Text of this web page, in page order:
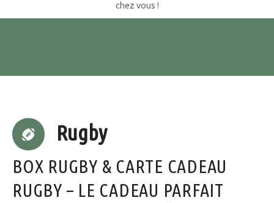
e
chez vous !
Rugby
BOX RUGBY & CARTE CADEAU
RUGBY – LE CADEAU PARFAIT